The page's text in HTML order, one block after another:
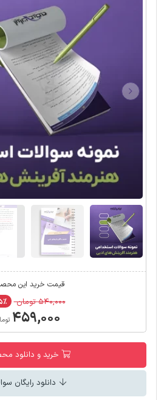
قیمت خرید این
۵۴۰,۰۰۰ تومان
۴۵۹,۰۰۰
خرید و دانلود
دانلود رایگان